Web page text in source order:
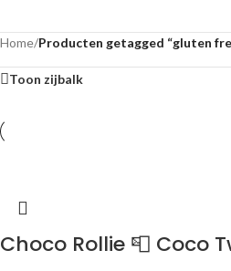
Home/Producten getagged “gluten
Toon zijbalk
Choco Rollie 📮 Coco